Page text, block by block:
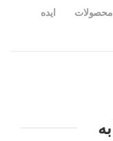
ایده